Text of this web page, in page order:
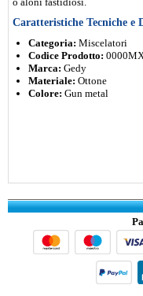
Caratteristiche Tecniche e
Categoria: Miscelatori
Codice Prodotto:
Marca: Gedy
Materiale: Ottone
Colore: Gun metal